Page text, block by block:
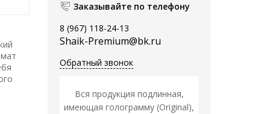
Заказывайте по телефону
8 (967) 118-24-13
Shaik-Premium@bk.ru
Обратный звонок
Вся продукция подлинная,
имеющая голограмму (Original),